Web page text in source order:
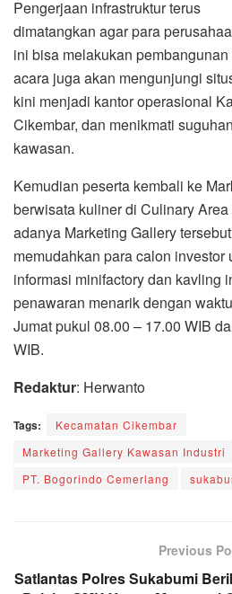
Pengerjaan infrastruktur terus
dimatangkan agar para
ini bisa melakukan
acara juga akan mengunjungi
kini menjadi kantor operasional
Cikembar, dan menikmati
kawasan.
Kemudian peserta kembali ke
berwisata kuliner di Culinary
adanya Marketing Gallery
memudahkan para calon investor
informasi minifactory dan kavling
penawaran menarik dengan
Jumat pukul 08.00 – 17.00 WIB
WIB.
Redaktur: Herwanto
Tags:
Kecamatan Cikembar
Marketing Gallery Kawasan Industri
PT. Bogorindo Cemerlang
Previous
Satlantas Polres Sukabumi